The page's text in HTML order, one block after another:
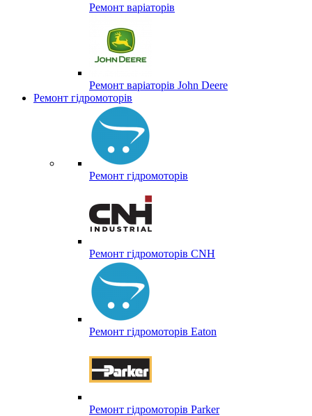
Ремонт варіаторів
Ремонт варіаторів John Deere
Ремонт гідромоторів
Ремонт гідромоторів
Ремонт гідромоторів CNH
Ремонт гідромоторів Eaton
Ремонт гідромоторів Parker